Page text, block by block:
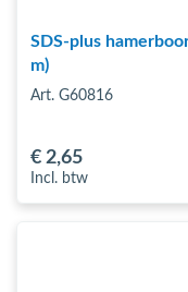
SDS-plus
m)
Art. G60816
€ 2,65
Incl. btw